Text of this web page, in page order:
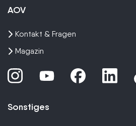
AOV
Kontakt & Fragen
Magazin
Sonstiges